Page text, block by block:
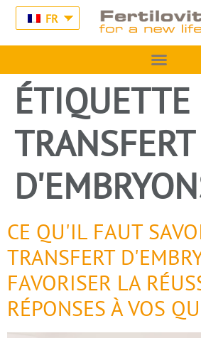
FR
ÉTIQUETTE
TRANSFERT
CE QU'IL FAUT
TRANSFERT
FAVORISER LA
RÉPONSES À VOS